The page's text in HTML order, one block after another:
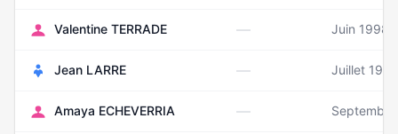
Valentine TERRADE — Juin 1998
Jean LARRE — Juillet 1961
Amaya ECHEVERRIA —